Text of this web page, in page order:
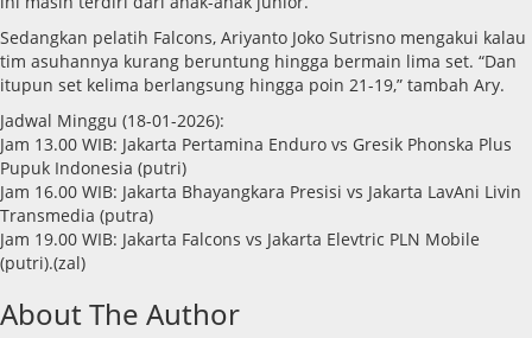
Sedangkan pelatih Falcons, Ariyanto Joko Sutrisno mengakui kalau
tim asuhannya kurang beruntung hingga bermain lima set. “Dan
itupun set kelima berlangsung hingga poin 21-19,” tambah Ary.
Jadwal Minggu (18-01-2026):
Jam 13.00 WIB: Jakarta Pertamina Enduro vs Gresik Phonska Plus
Pupuk Indonesia (putri)
Jam 16.00 WIB: Jakarta Bhayangkara Presisi vs Jakarta LavAni Livin
Transmedia (putra)
Jam 19.00 WIB: Jakarta Falcons vs Jakarta Elevtric PLN Mobile
(putri).(zal)
About The Author